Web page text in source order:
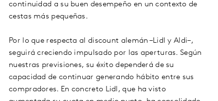
continuidad a su buen desempeño en un contexto de
cestas más pequeñas.
Por lo que respecta al discount alemán –Lidl y Aldi–,
seguirá creciendo impulsado por las aperturas. Según
nuestras previsiones, su éxito dependerá de su
capacidad de continuar generando hábito entre sus
compradores. En concreto Lidl, que ha visto